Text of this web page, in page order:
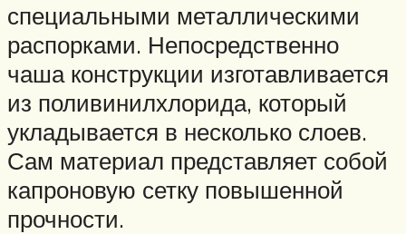
специальными металлическими
распорками. Непосредственно
чаша конструкции изготавливается
из поливинилхлорида, который
укладывается в несколько слоев.
Сам материал представляет собой
капроновую сетку повышенной
прочности.